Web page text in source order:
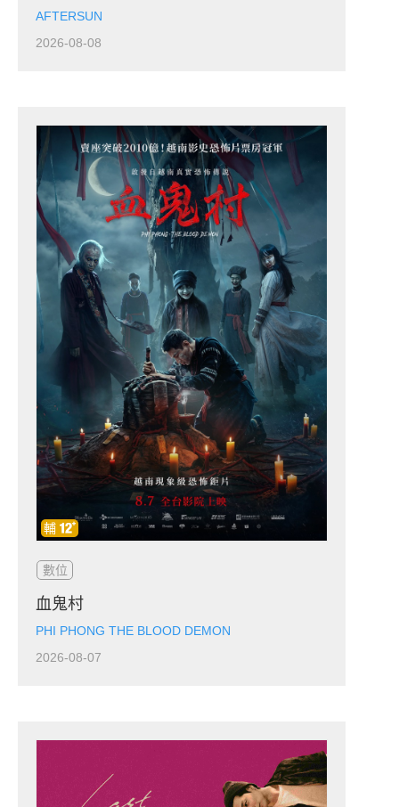
AFTERSUN
2026-08-08
數位
血鬼村
PHI PHONG THE BLOOD DEMON
2026-08-07